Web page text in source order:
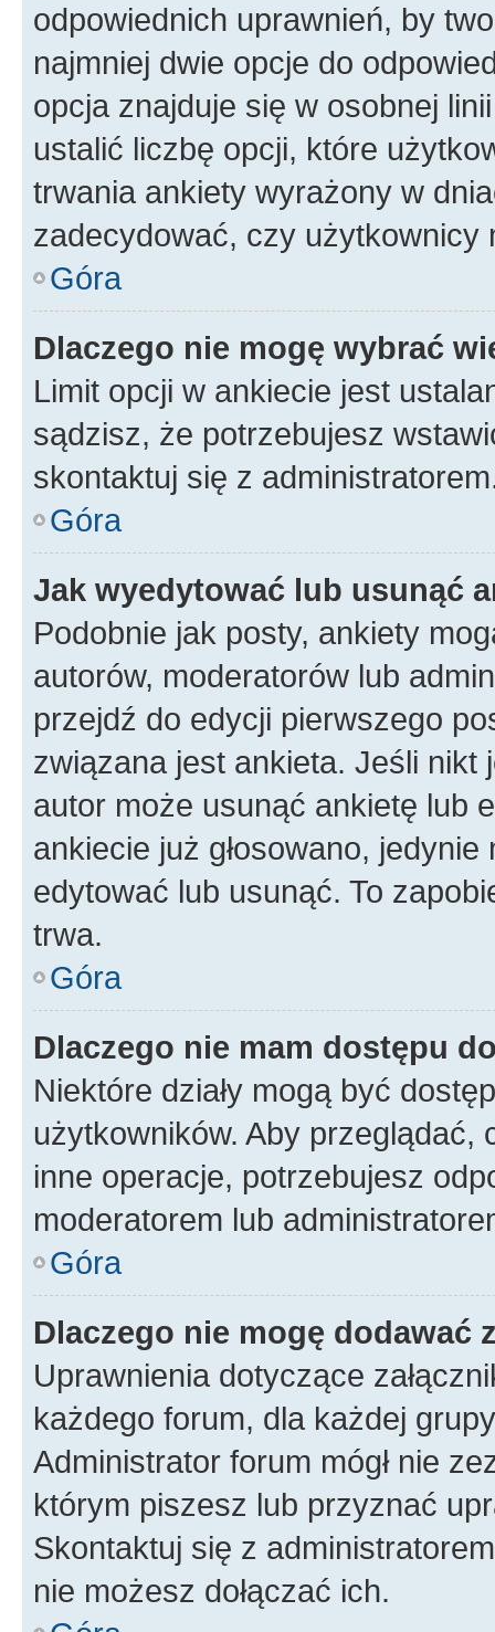
odpowiednich uprawnień, by
najmniej dwie opcje do
opcja znajduje się w osobnej
ustalić liczbę opcji, które
trwania ankiety wyrażony w
zadecydować, czy użytkownicy
Góra
Dlaczego nie mogę wybrać
Limit opcji w ankiecie jest
sądzisz, że potrzebujesz
skontaktuj się z
Góra
Jak wyedytować lub usunąć
Podobnie jak posty, ankiety
autorów, moderatorów lub
przejdź do edycji pierwszego
związana jest ankieta. Jeśli nikt
autor może usunąć ankietę lub
ankiecie już głosowano,
edytować lub usunąć. To
trwa.
Góra
Dlaczego nie mam dostępu
Niektóre działy mogą być
użytkowników. Aby
inne operacje, potrzebujesz
moderatorem lub
Góra
Dlaczego nie mogę dodawać
Uprawnienia dotyczące
każdego forum, dla każdej
Administrator forum mógł nie
którym piszesz lub przyznać
Skontaktuj się z
nie możesz dołączać ich.